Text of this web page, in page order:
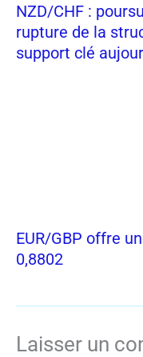
NZD/CHF :
rupture de la
support clé
EUR/GBP offre
0,8802
Laisser un